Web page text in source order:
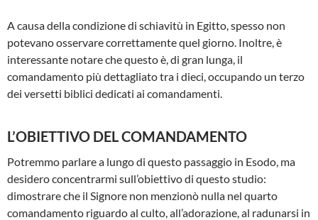
A causa della condizione di schiavitù in Egitto, spesso non
potevano osservare correttamente quel giorno. Inoltre, è
interessante notare che questo è, di gran lunga, il
comandamento più dettagliato tra i dieci, occupando un terzo
dei versetti biblici dedicati ai comandamenti.
L’OBIETTIVO DEL COMANDAMENTO
Potremmo parlare a lungo di questo passaggio in Esodo, ma
desidero concentrarmi sull’obiettivo di questo studio:
dimostrare che il Signore non menzionò nulla nel quarto
comandamento riguardo al culto, all’adorazione, al radunarsi in